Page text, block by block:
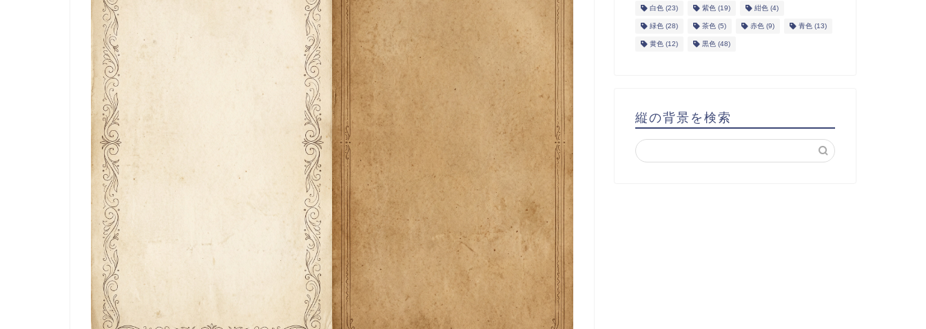
白色 (23) 紫色 (19) 紺色 (4)
緑色 (28) 茶色 (5) 赤色 (9) 青色 (13)
黄色 (12) 黒色 (48)
縦の背景を検索